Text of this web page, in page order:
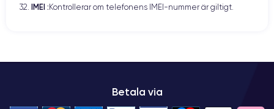
32. IMEI :​ Kontrollerar om telefonens IMEI-nummer är giltigt.
Betala via